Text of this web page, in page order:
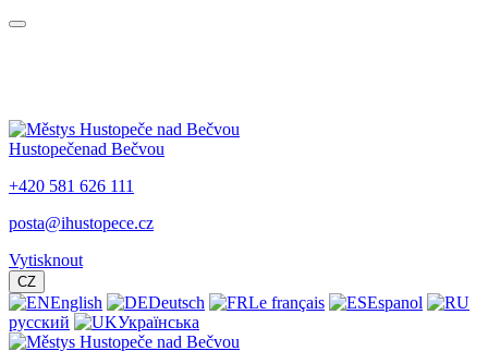
Hustopečenad Bečvou
+420 581 626 111
posta@ihustopece.cz
Vytisknout
CZ
English Deutsch Le français
Espanol
русский
Українська